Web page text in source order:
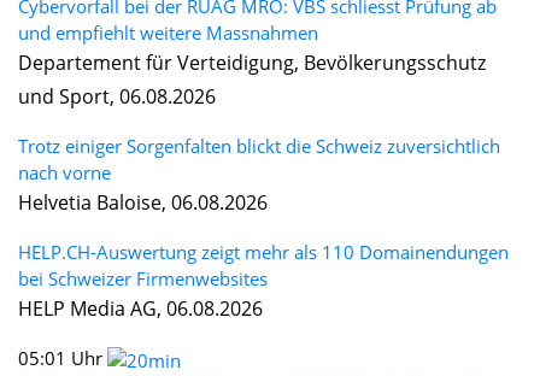
Cybervorfall bei der RUAG MRO: VBS schliesst Prüfung ab
und empfiehlt weitere Massnahmen
Departement für Verteidigung, Bevölkerungsschutz
und Sport, 06.08.2026
Trotz einiger Sorgenfalten blickt die Schweiz zuversichtlich
nach vorne
Helvetia Baloise, 06.08.2026
HELP.CH-Auswertung zeigt mehr als 110 Domainendungen
bei Schweizer Firmenwebsites
HELP Media AG, 06.08.2026
05:01 Uhr